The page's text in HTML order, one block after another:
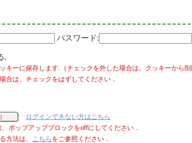
パスワード:
.
キーに保存します.（チェックを外した場合は、クッキーから削
合は、チェックをはずしてください．
ログインできない方はこちら
ポップアップブロックをoffにしてください．
方法は、 こちら をご参照ください．